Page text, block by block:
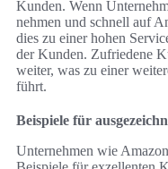
Kunden. Wenn
nehmen und schnell auf
dies zu einer hohen
der Kunden. Zufriedene
weiter, was zu einer
führt.
Beispiele für
Unternehmen wie